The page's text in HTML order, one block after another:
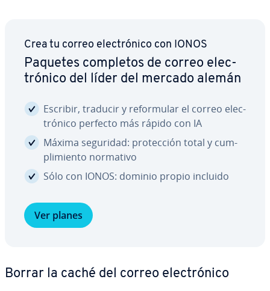
Crea tu correo ele­c­tró­ni­co con IONOS
Paquetes completos de correo ele­c­
tró­ni­co del líder del mercado alemán
Escribir, traducir y re­fo­r­mu­lar el correo ele­c­
tró­ni­co perfecto más rápido con IA
Máxima seguridad: pro­te­c­ción total y cu­m­
pli­mie­n­to normativo
Sólo con IONOS: dominio propio incluido
Ver planes
Borrar la caché del correo ele­c­tró­ni­co